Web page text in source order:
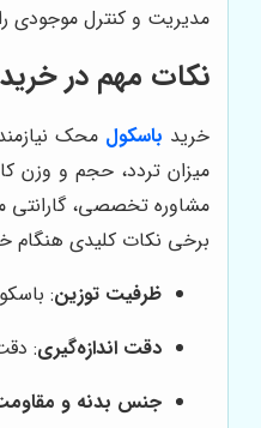
مدیریت و کنترل موجودی
نکات مهم در
خرید باسکول محک
میزان تردد، حجم و وزن
مشاوره تخصصی، گارانتی
برخی نکات کلیدی هنگام
ظرفیت توزین:
دقت اندازه‌گیری:
جنس بدنه و